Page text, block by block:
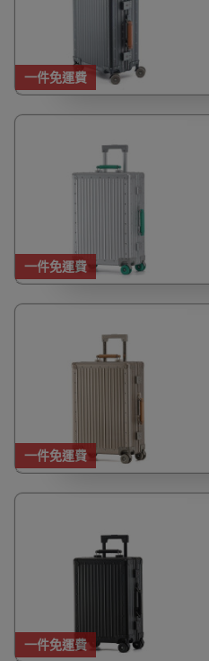
一件免運費
一件免運費
一件免運費
一件免運費